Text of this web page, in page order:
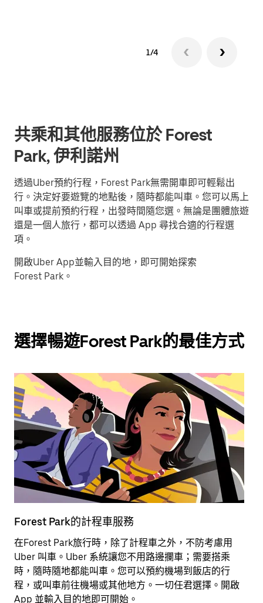
1/4
共乘和其他服務位於 Forest
Park, 伊利諾州
透過Uber預約行程，Forest Park無需開車即可輕鬆出
行。決定好要遊覽的地點後，隨時都能叫車。您可以馬上
叫車或提前預約行程，出發時間隨您選。無論是團體旅遊
還是一個人旅行，都可以透過 App 尋找合適的行程選
項。
開啟Uber App並輸入目的地，即可開始探索
Forest Park。
選擇暢遊Forest Park的最佳方式
Forest Park的計程車服務
在Forest Park旅行時，除了計程車之外，不防考慮用
Uber 叫車。Uber 系統讓您不用路邊攔車；需要搭乘
時，隨時隨地都能叫車。您可以預約機場到飯店的行
程，或叫車前往機場或其他地方。一切任君選擇。開啟
App 並輸入目的地即可開始。